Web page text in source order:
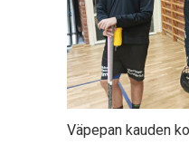
Väpepan kauden